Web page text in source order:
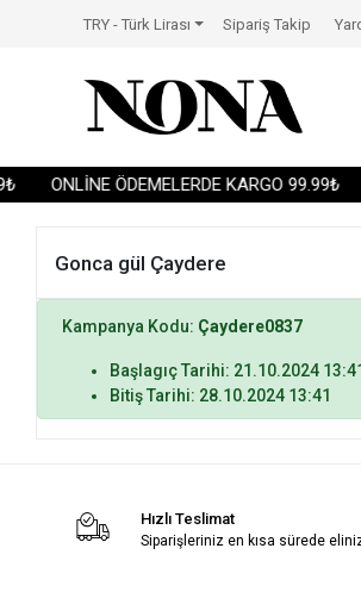
ONLİNE ÖDEMELERDE KARGO 99.99₺
TRY - Türk Lirası Sipariş Takip
Gonca gül Çaydere
Kampanya Kodu: Çaydere0837
Başlagıç Tarihi: 21.10.2024 13:41
Bitiş Tarihi: 28.10.2024 13:41
Hızlı Teslimat
Siparişleriniz en kısa sürede